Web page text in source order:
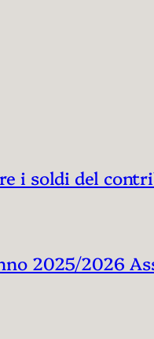
i soldi del
2025/2026